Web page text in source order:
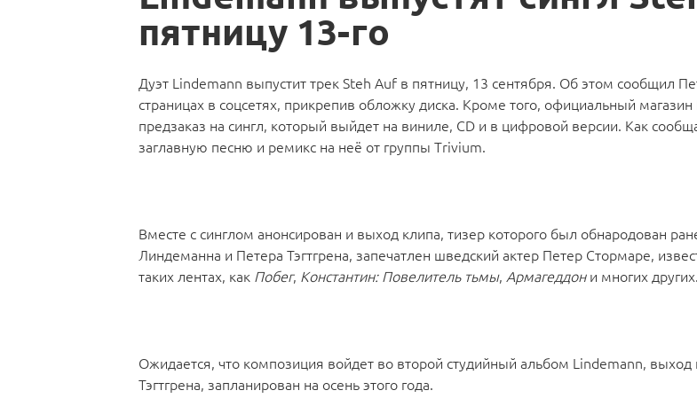
пятницу 13-го
Дуэт Lindemann выпустит трек Steh Auf в пятницу, 13 сентября. Об этом сообщил
страницах в соцсетях, прикрепив обложку диска. Кроме того, официальный
предзаказ на сингл, который выйдет на виниле, CD и в цифровой версии. Как
заглавную песню и ремикс на неё от группы Trivium.
Вместе с синглом анонсирован и выход клипа, тизер которого был обнародован
Линдеманна и Петера Тэгтгрена, запечатлен шведский актер Петер Стормаре,
таких лентах, как Побег, Константин: Повелитель тьмы, Армагеддони многих других.
Ожидается, что композиция войдет во второй студийный альбом Lindemann, выход
Тэгтгрена, запланирован на осень этого года.